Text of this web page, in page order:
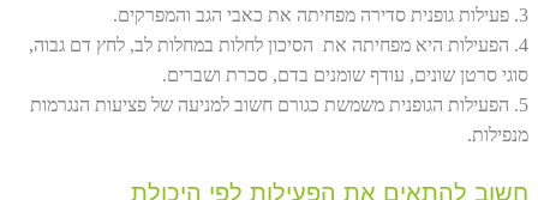
3. פעילות גופנית סדירה מפחיתה את כאבי הגב והמפרקים.
4. הפעילות היא מפחיתה את הסיכון לחלות במחלות לב, לחץ דם גבוה,
סוגי סרטן שונים, עודף שומנים בדם, סכרת ושברים.
5. הפעילות הגופנית משמשת כגורם חשוב למניעה של פציעות הנגרמות
מנפילות.
חשוב להתאים את הפעילות לפי היכולת